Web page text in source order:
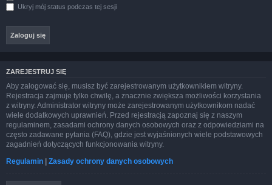
Ukryj mój status podczas tej sesji
ZAREJESTRUJ SIĘ
Aby zalogować się, musisz być zarejestrowanym użytkownikiem witryny.
Rejestracja zajmuje tylko chwilę, a znacznie zwiększa możliwości korzystania
z witryny. Administrator witryny może zarejestrowanym użytkownikom nadać
wiele dodatkowych uprawnień. Przed rejestracją zapoznaj się z naszym
regulaminem, zasadami ochrony danych osobowych oraz z odpowiedziami na
często zadawane pytania (FAQ), gdzie jest wyjaśnionych wiele podstawowych
zagadnień dotyczących funkcjonowania witryny.
Regulamin | Zasady ochrony danych osobowych